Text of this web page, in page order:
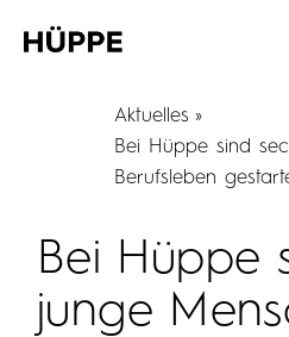
Aktuelles
Bei Hüppe sind
Berufsleben
Bei Hüppe
junge